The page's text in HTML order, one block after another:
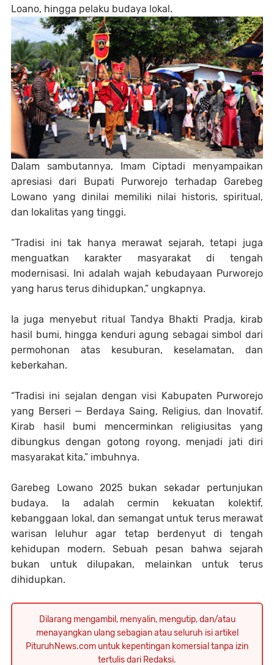
Loano, hingga pelaku budaya lokal.
Dalam sambutannya, Imam Ciptadi menyampaikan
apresiasi dari Bupati Purworejo terhadap Garebeg
Lowano yang dinilai memiliki nilai historis, spiritual,
dan lokalitas yang tinggi.
“Tradisi ini tak hanya merawat sejarah, tetapi juga
menguatkan karakter masyarakat di tengah
modernisasi. Ini adalah wajah kebudayaan Purworejo
yang harus terus dihidupkan,” ungkapnya.
Ia juga menyebut ritualTandya Bhakti Pradja, kirab
hasil bumi, hingga kenduri agung sebagai simbol dari
permohonan atas kesuburan, keselamatan, dan
keberkahan.
“Tradisi ini sejalan dengan visi Kabupaten Purworejo
yang Berseri — Berdaya Saing, Religius, dan Inovatif.
Kirab hasil bumi mencerminkan religiusitas yang
dibungkus dengan gotong royong, menjadi jati diri
masyarakat kita,” imbuhnya.
Garebeg Lowano 2025 bukan sekadar pertunjukan
budaya. Ia adalah cermin kekuatan kolektif,
kebanggaan lokal, dan semangat untuk terus merawat
warisan leluhur agar tetap berdenyut di tengah
kehidupan modern. Sebuah pesan bahwa sejarah
bukan untuk dilupakan, melainkan untuk terus
dihidupkan.
Dilarang mengambil, menyalin, mengutip, dan/atau
menayangkan ulang sebagian atau seluruh isi artikel
PituruhNews.com untuk kepentingan komersial tanpa izin
tertulis dari Redaksi.